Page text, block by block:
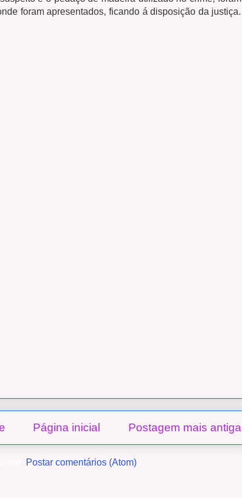
foram apresentados, ficando á disposição da justiça.
Postagem mais antiga
Página inicial
Postar comentários (Atom)